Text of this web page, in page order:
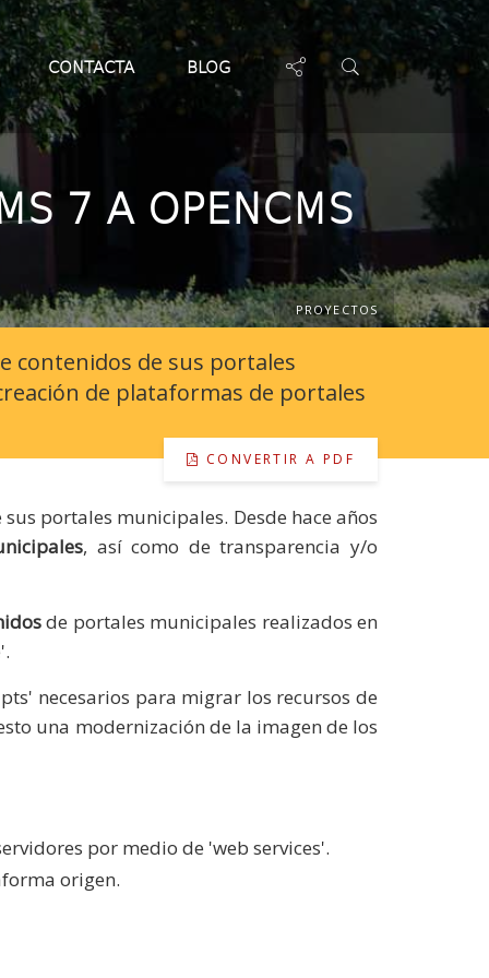
CONTACTA BLOG DESPLEGAR
7 A OPENCMS
PROYECTOS
contenidos de sus portales
de plataformas de portales
CONVERTIR A PDF
portales municipales. Desde hace años
, así como de transparencia y/o
de portales municipales realizados en
necesarios para migrar los recursos de
una modernización de la imagen de los
por medio de 'web services'.
origen.